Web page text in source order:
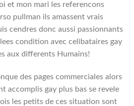
et mon mari les referencons
pullman ils amassent vrais
cendres donc aussi passionnants
condition avec celibataires gay
aux differents Humains!
des pages commerciales alors
accomplis gay plus bas se revele
les petits de ces situation sont